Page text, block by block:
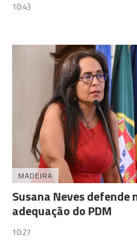
10:43
MADEIRA
Susana Neves
adequação do PDM
10:27